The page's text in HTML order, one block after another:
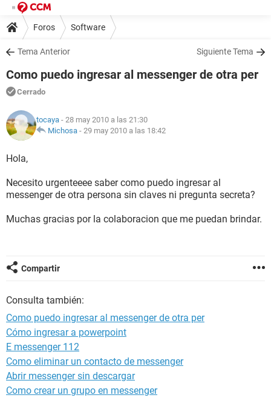
Foros Software
Tema Anterior Siguiente Tema
Como puedo ingresar al messenger de otra per
Cerrado
tocaya - 28 may 2010 a las 21:30
Michosa - 29 may 2010 a las 18:42
Hola,
Necesito urgenteeee saber como puedo ingresar al
messenger de otra persona sin claves ni pregunta secreta?
Muchas gracias por la colaboracion que me puedan brindar.
Compartir
Consulta también:
Como puedo ingresar al messenger de otra per
Cómo ingresar a powerpoint
E messenger 112
Como eliminar un contacto de messenger
Abrir messenger sin descargar
Como crear un grupo en messenger